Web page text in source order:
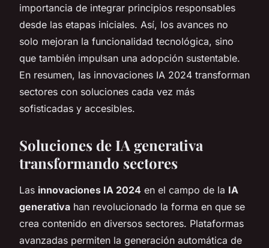
importancia de integrar principios responsables
desde las etapas iniciales. Así, los avances no
solo mejoran la funcionalidad tecnológica, sino
que también impulsan una adopción sustentable.
En resumen, las innovaciones IA 2024 transforman
sectores con soluciones cada vez más
sofisticadas y accesibles.
Soluciones de IA generativa
transformando sectores
Las innovaciones IA 2024 en el campo de la IA
generativa han revolucionado la forma en que se
crea contenido en diversos sectores. Plataformas
avanzadas permiten la generación automática de